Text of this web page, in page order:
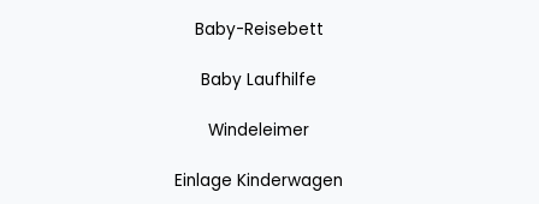
Baby-Reisebett
Baby Laufhilfe
Windeleimer
Einlage Kinderwagen